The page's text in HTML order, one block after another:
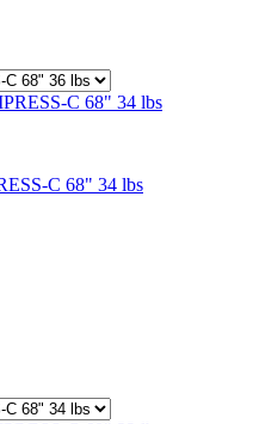
C 68" 34 lbs